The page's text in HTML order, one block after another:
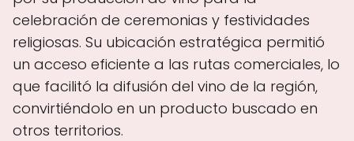
celebración de ceremonias y festividades
religiosas. Su ubicación estratégica permitió
un acceso eficiente a las rutas comerciales, lo
que facilitó la difusión del vino de la región,
convirtiéndolo en un producto buscado en
otros territorios.